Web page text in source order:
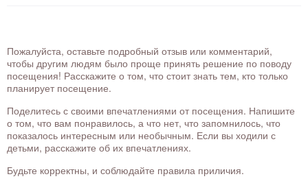
Пожалуйста, оставьте подробный отзыв или комментарий,
чтобы другим людям было проще принять решение по поводу
посещения! Расскажите о том, что стоит знать тем, кто только
планирует посещение.
Поделитесь с своими впечатлениями от посещения. Напишите
о том, что вам понравилось, а что нет, что запомнилось, что
показалось интересным или необычным. Если вы ходили с
детьми, расскажите об их впечатлениях.
Будьте корректны, и соблюдайте правила приличия.